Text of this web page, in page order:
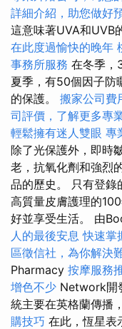
詳細介紹，助您做好
這意味著UVA和UVB
在此度過愉快的晚年
事務所服務 在冬季，
夏季，有50個因子防
的保護。 搬家公司費
司評價，了解更多專
輕鬆擁有迷人雙眼 專
除了光保護外，即時
老，抗氧化劑和強烈
品的歷史。 只有登錄
高質量皮膚護理的
好並享受生活。 由
人的最後安息 快速掌
區徵信社，為你解決
Pharmacy 按摩服務
增色不少 Network開
統主要在英格蘭傳播
購技巧 在此，恆星表